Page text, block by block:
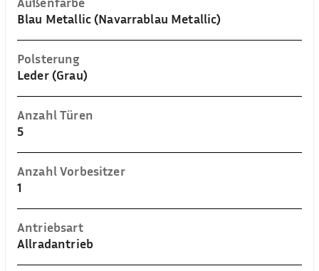
Blau Metallic (Navarrablau Metallic)
Polsterung
Leder (Grau)
Anzahl Türen
5
Anzahl Vorbesitzer
1
Antriebsart
Allradantrieb